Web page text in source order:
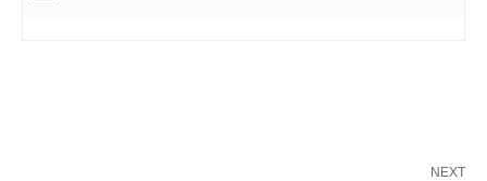
NEXT